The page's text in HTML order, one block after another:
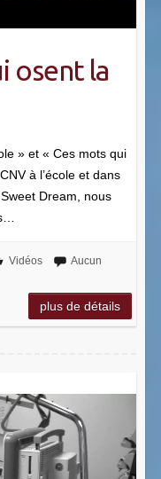
osent la
» et « Ces mots qui
à l’école et dans
Dream, nous
Vidéos
Aucun
plus de détails